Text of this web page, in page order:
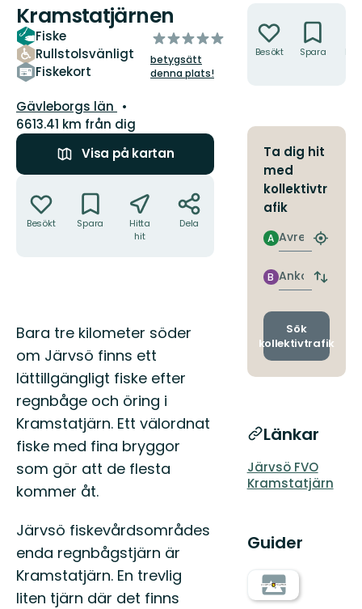
Kramstatjärnen
Fiske
Rullstolsvänligt
Fiskekort
av
5
stjärnor
betygsätt
denna plats!
Län:
Gävleborgs län
6613.41 km från dig
Visa på kartan
Besökt Spara
Hitta
hit
Dela
Beskrivning
Bara tre kilometer söder
om Järvsö finns ett
lättillgängligt fiske efter
regnbåge och öring i
Kramstatjärn. Ett välordnat
fiske med fina bryggor
som gör att de flesta
kommer åt.
Järvsö fiskevårdsområdes
enda regnbågstjärn är
Kramstatjärn. En trevlig
liten tjärn där det finns
Besökt Spara
Ta dig hit
med
kollektivtr
afik
Avresa
A
Hitta
Ankomst
B
Byt
och
Sök
kollektivtrafik
Länkar
Järvsö FVO
Kramstatjärn
Guider